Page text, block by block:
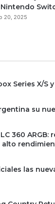
Nintendo
20, 2025
Series X/S
su
360
alto
las